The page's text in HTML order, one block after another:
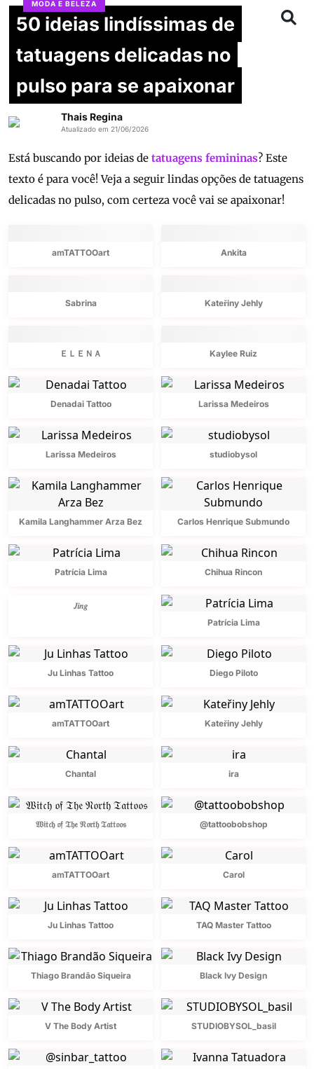
MODA E BELEZA
50 ideias lindíssimas de
tatuagens delicadas no
pulso para se apaixonar
Thais Regina
Atualizado em 21/06/2026
Está buscando por ideias de tatuagens femininas? Este
texto é para você! Veja a seguir lindas opções de tatuagens
delicadas no pulso, com certeza você vai se apaixonar!
amTATTOOart Ankita
Sabrina Kateřiny Jehly
ＥＬＥＮＡ Kaylee Ruiz
Denadai Tattoo Larissa Medeiros
Larissa Medeiros studiobysol
Kamila Langhammer Arza Bez Carlos Henrique Submundo
Patrícia Lima Chihua Rincon
𝐽𝑖𝑛𝑔
Patrícia Lima
Ju Linhas Tattoo Diego Piloto
amTATTOOart Kateřiny Jehly
Chantal ira
𝔚𝔦𝔱𝔠𝔥 𝔬𝔣 𝔗𝔥𝔢 𝔑𝔬𝔯𝔱𝔥 𝔗𝔞𝔱𝔱𝔬𝔬𝔰 @tattoobobshop
amTATTOOart Carol
Ju Linhas Tattoo TAQ Master Tattoo
Thiago Brandão Siqueira Black Ivy Design
V The Body Artist STUDIOBYSOL_basil